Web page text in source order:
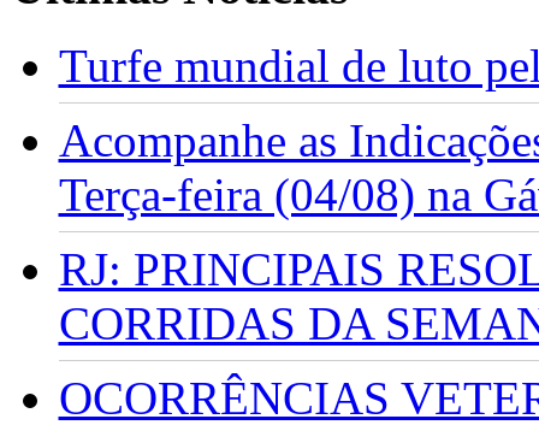
Turfe mundial de luto
Acompanhe as
Terça-feira (04/08) na
RJ: PRINCIPAIS
CORRIDAS DA
OCORRÊNCIAS